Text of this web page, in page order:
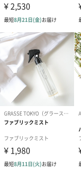
すっきりシトラスミン
ラベンダーミント
穏やかなラベンダーミ
使用上の注意
・本品は飲食物ではあ
・身体用ではありませ